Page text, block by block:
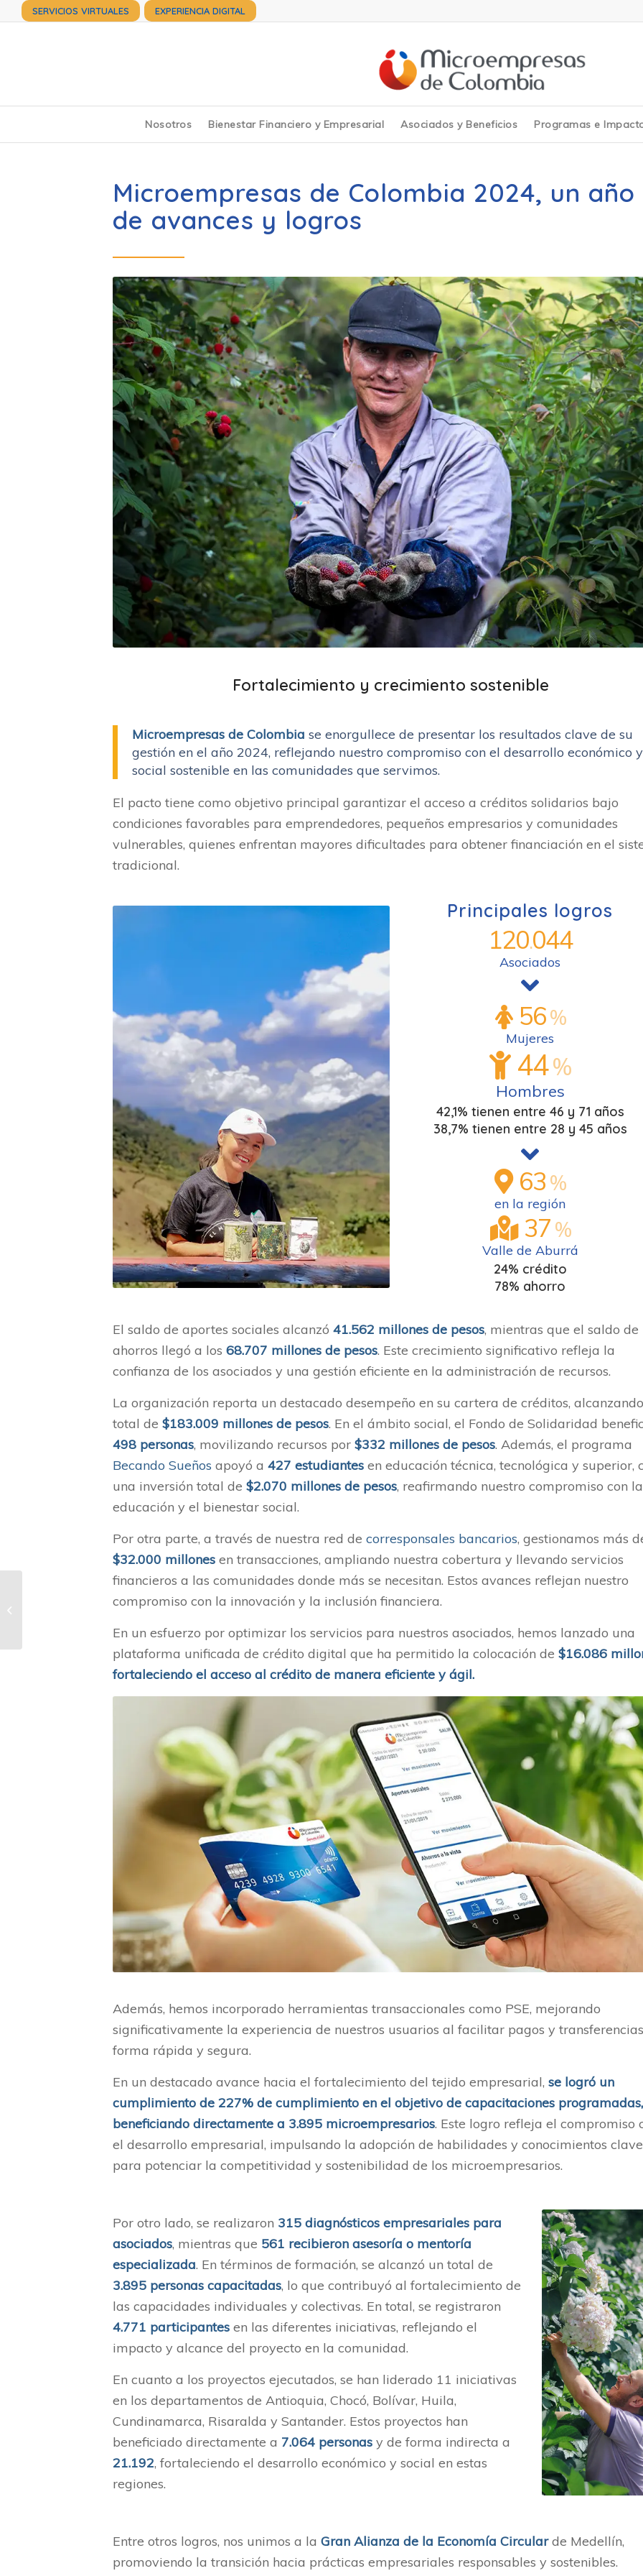
SERVICIOS VIRTUALES EXPERIENCIA DIGITAL
Nosotros Bienestar Financiero y Empresarial Asociados y Beneficios Programas e
Microempresas de Colombia 2024, un año
de avances y logros
Fortalecimiento y crecimiento sostenible
Microempresas de Colombia se enorgullece de presentar los resultados clave de su
gestión en el año 2024, reflejando nuestro compromiso con el desarrollo económico y
social sostenible en las comunidades que servimos.
El pacto tiene como objetivo principal garantizar el acceso a créditos solidarios bajo
condiciones favorables para emprendedores, pequeños empresarios y comunidades
vulnerables, quienes enfrentan mayores dificultades para obtener financiación en el
tradicional.
Principales logros
120.044
Asociados
56%
Mujeres
44%
Hombres
42,1% tienen entre 46 y 71 años
38,7% tienen entre 28 y 45 años
63 %
en la región
37 %
Valle de Aburrá
24% crédito
78% ahorro
El saldo de aportes sociales alcanzó 41.562 millones de pesos, mientras que el saldo de
ahorros llegó a los 68.707 millones de pesos. Este crecimiento significativo refleja la
confianza de los asociados y una gestión eficiente en la administración de recursos.
La organización reporta un destacado desempeño en su cartera de créditos,
total de $183.009 millones de pesos. En el ámbito social, el Fondo de Solidaridad
498 personas, movilizando recursos por $332 millones de pesos. Además, el programa
Becando Sueños apoyó a 427 estudiantes en educación técnica, tecnológica y superior,
una inversión total de $2.070 millones de pesos, reafirmando nuestro compromiso con la
educación y el bienestar social.
Por otra parte, a través de nuestra red de corresponsales bancarios, gestionamos más
$32.000 millones en transacciones, ampliando nuestra cobertura y llevando servicios
financieros a las comunidades donde más se necesitan. Estos avances reflejan nuestro
compromiso con la innovación y la inclusión financiera.
En un esfuerzo por optimizar los servicios para nuestros asociados, hemos lanzado una
plataforma unificada de crédito digital que ha permitido la colocación de $16.086
fortaleciendo el acceso al crédito de manera eficiente y ágil.
Además, hemos incorporado herramientas transaccionales como PSE, mejorando
significativamente la experiencia de nuestros usuarios al facilitar pagos y
forma rápida y segura.
En un destacado avance hacia el fortalecimiento del tejido empresarial, se logró un
cumplimiento de 227% de cumplimiento en el objetivo de capacitaciones programadas,
beneficiando directamente a 3.895 microempresarios. Este logro refleja el compromiso
el desarrollo empresarial, impulsando la adopción de habilidades y conocimientos clave
para potenciar la competitividad y sostenibilidad de los microempresarios.
Por otro lado, se realizaron 315 diagnósticos empresariales para
asociados, mientras que 561 recibieron asesoría o mentoría
especializada. En términos de formación, se alcanzó un total de
3.895 personas capacitadas, lo que contribuyó al fortalecimiento de
las capacidades individuales y colectivas. En total, se registraron
4.771 participantes en las diferentes iniciativas, reflejando el
impacto y alcance del proyecto en la comunidad.
En cuanto a los proyectos ejecutados, se han liderado 11 iniciativas
en los departamentos de Antioquia, Chocó, Bolívar, Huila,
Cundinamarca, Risaralda y Santander. Estos proyectos han
beneficiado directamente a 7.064 personas y de forma indirecta a
21.192, fortaleciendo el desarrollo económico y social en estas
regiones.
Entre otros logros, nos unimos a la Gran Alianza de la Economía Circularde Medellín,
promoviendo la transición hacia prácticas empresariales responsables y sostenibles.
Micronotas, diciembre